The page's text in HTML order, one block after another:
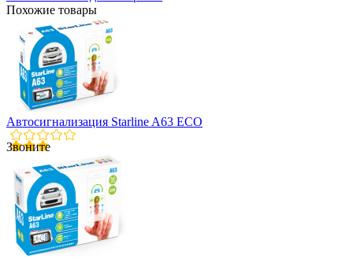
Похожие товары
Автосигнализация Starline A63 ECO
Звоните